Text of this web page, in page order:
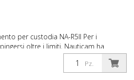
Pz.
per custodia NA-R5II Per i
oltre i limiti, Nauticam ha
Cooling Fan System, una t...